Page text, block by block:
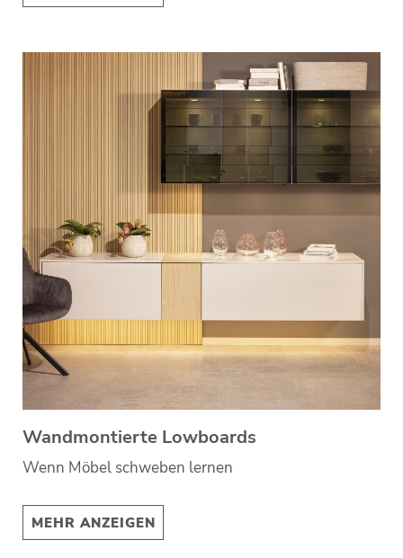
Wandmontierte Lowboards
Wenn Möbel schweben lernen
MEHR ANZEIGEN